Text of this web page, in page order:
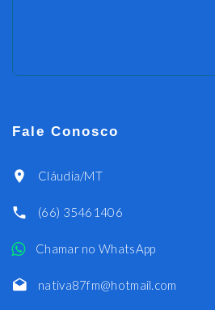
Fale Conosco
Cláudia/MT
(66) 35461406
Chamar no WhatsApp
nativa87fm@hotmail.com